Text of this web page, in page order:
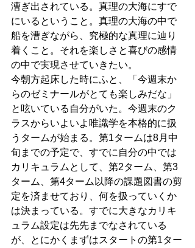
漕ぎ出されている。真理の大海にすで
にいるということ。真理の大海の中で
船を漕ぎながら、究極的な真理に辿り
着くこと。それを楽しさと喜びの感情
の中で実現させていきたい。
今朝方起床した時にふと、「今週末か
らのゼミナールがとても楽しみだな」
と呟いている自分がいた。今週末のク
ラスからいよいよ唯識学を本格的に扱
うタームが始まる。第1タームは8月中
旬までの予定で、すでに自分の中では
カリキュラムとして、第2ターム、第3
ターム、第4ターム以降の課題図書の剪
定を済ませており、何を扱っていくか
は決まっている。すでに大きなカリキ
ュラム設定は先先までなされている
が、とにかくまずはスタートの第1ター